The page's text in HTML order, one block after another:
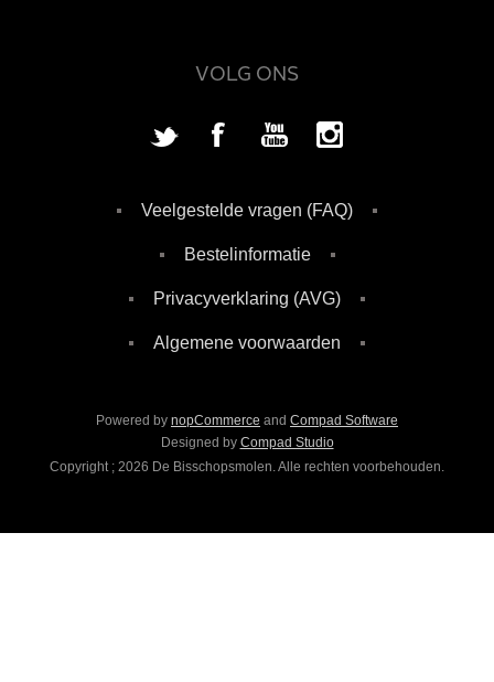
VOLG ONS
Veelgestelde vragen (FAQ)
Bestelinformatie
Privacyverklaring (AVG)
Algemene voorwaarden
Powered by nopCommerce and Compad Software
Designed by Compad Studio
Copyright ; 2026 De Bisschopsmolen. Alle rechten voorbehouden.